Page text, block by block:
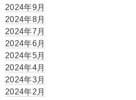
2024年9月
2024年8月
2024年7月
2024年6月
2024年5月
2024年4月
2024年3月
2024年2月